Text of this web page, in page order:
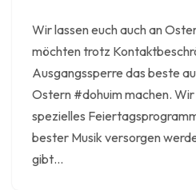
Wir lassen euch auch an
möchten trotz
Ausgangssperre das beste
Ostern #dohuim machen.
spezielles
bester Musik versorgen
gibt…